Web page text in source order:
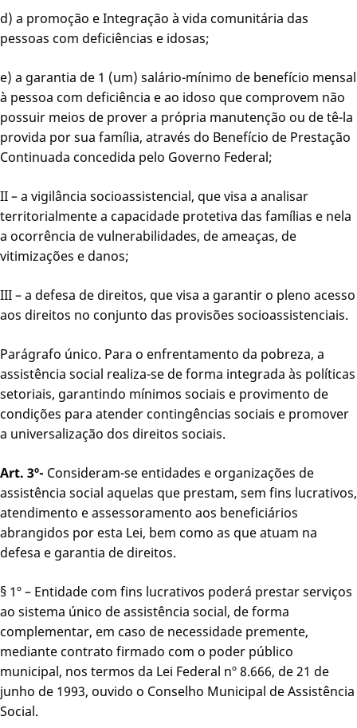
d) a promoção e Integração à vida comunitária das
pessoas com deficiências e idosas;
e) a garantia de 1 (um) salário-mínimo de benefício mensal
à pessoa com deficiência e ao idoso que comprovem não
possuir meios de prover a própria manutenção ou de tê-la
provida por sua família, através do Benefício de Prestação
Continuada concedida pelo Governo Federal;
II – a vigilância socioassistencial, que visa a analisar
territorialmente a capacidade protetiva das famílias e nela
a ocorrência de vulnerabilidades, de ameaças, de
vitimizações e danos;
III – a defesa de direitos, que visa a garantir o pleno acesso
aos direitos no conjunto das provisões socioassistenciais.
Parágrafo único. Para o enfrentamento da pobreza, a
assistência social realiza-se de forma integrada às políticas
setoriais, garantindo mínimos sociais e provimento de
condições para atender contingências sociais e promover
a universalização dos direitos sociais.
Art. 3º- Consideram-se entidades e organizações de
assistência social aquelas que prestam, sem fins lucrativos,
atendimento e assessoramento aos beneficiários
abrangidos por esta Lei, bem como as que atuam na
defesa e garantia de direitos.
§ 1º – Entidade com fins lucrativos poderá prestar serviços
ao sistema único de assistência social, de forma
complementar, em caso de necessidade premente,
mediante contrato firmado com o poder público
municipal, nos termos da Lei Federal nº 8.666, de 21 de
junho de 1993, ouvido o Conselho Municipal de Assistência
Social.